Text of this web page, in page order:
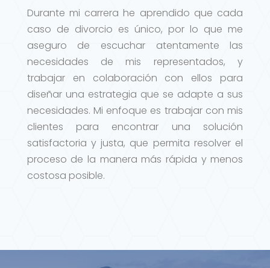
Durante mi carrera he aprendido que cada
caso de divorcio es único, por lo que me
aseguro de escuchar atentamente las
necesidades de mis representados, y
trabajar en colaboración con ellos para
diseñar una estrategia que se adapte a sus
necesidades. Mi enfoque es trabajar con mis
clientes para encontrar una solución
satisfactoria y justa, que permita resolver el
proceso de la manera más rápida y menos
costosa posible.